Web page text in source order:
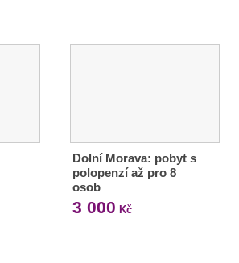
Dolní Morava: pobyt s
polopenzí až pro 8
osob
3 000 Kč